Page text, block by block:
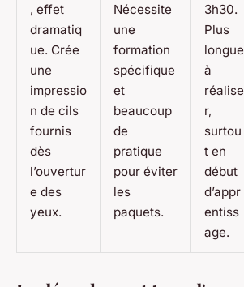
, effet
dramatiq
ue. Crée
une
impressio
n de cils
fournis
dès
l’ouvertur
e des
yeux.
Nécessite
une
formation
spécifique
et
beaucoup
de
pratique
pour éviter
les
paquets.
3h30.
Plus
longue
à
réalise
r,
surtou
t en
début
d’appr
entiss
age.